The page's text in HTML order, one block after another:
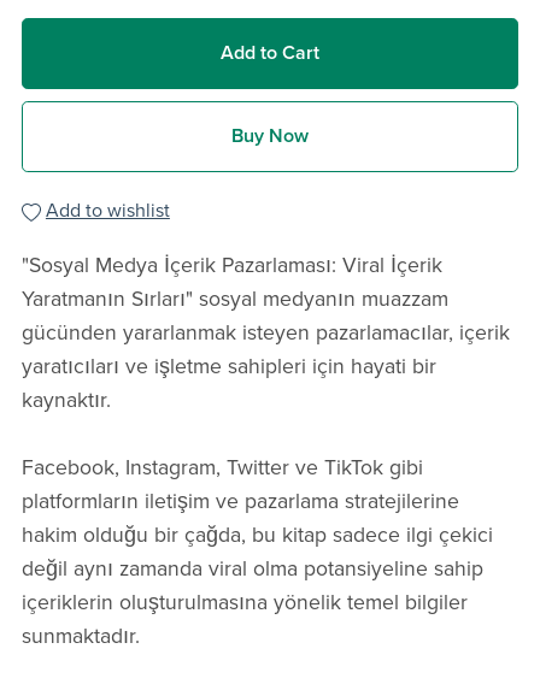
Add to Cart
Buy Now
Add to wishlist
"Sosyal Medya İçerik Pazarlaması: Viral İçerik
Yaratmanın Sırları" sosyal medyanın muazzam
gücünden yararlanmak isteyen pazarlamacılar, içerik
yaratıcıları ve işletme sahipleri için hayati bir
kaynaktır.
Facebook, Instagram, Twitter ve TikTok gibi
platformların iletişim ve pazarlama stratejilerine
hakim olduğu bir çağda, bu kitap sadece ilgi çekici
değil aynı zamanda viral olma potansiyeline sahip
içeriklerin oluşturulmasına yönelik temel bilgiler
sunmaktadır.